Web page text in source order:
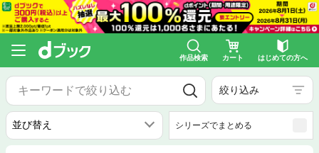
作品検索 カート はじめての方へ
絞り込み
シリーズでまとめる